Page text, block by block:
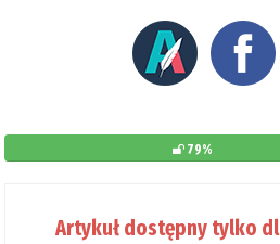
79%
Artykuł dostępny tylko